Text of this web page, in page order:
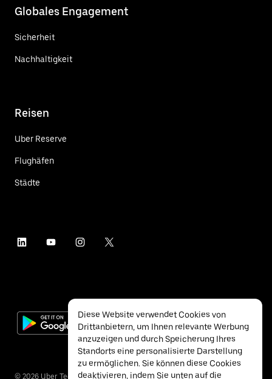
Globales Engagement
Sicherheit
Nachhaltigkeit
Reisen
Uber Reserve
Flughäfen
Städte
© 2026 Uber Technologies Inc.
Diese Website verwendet Cookies von
Drittanbietern, um Ihnen relevante Werbung
anzuzeigen und durch Speicherung Ihres
Standorts eine personalisierte Darstellung
zu ermöglichen. Sie können diese Cookies
deaktivieren, indem Sie unten auf die